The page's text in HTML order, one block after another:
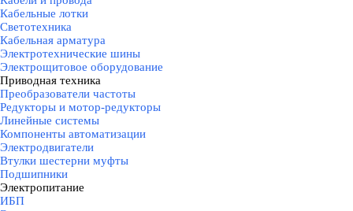
Кабельные лотки
Светотехника
Кабельная арматура
Электротехнические шины
Электрощитовое оборудование
Приводная техника
Преобразователи частоты
Редукторы и мотор-редукторы
Линейные системы
Компоненты автоматизации
Электродвигатели
Втулки шестерни муфты
Подшипники
Электропитание
ИБП